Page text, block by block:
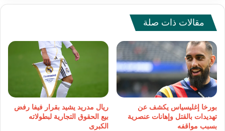
مقالات ذات صلة
بورخا إغليسياس يكشف عن
تهديدات بالقتل وإهانات عنصرية
بسبب مواقفه
ريال مدريد يشيد بقرار فيفا رفض
بيع الحقوق التجارية لبطولاته
الكبرى